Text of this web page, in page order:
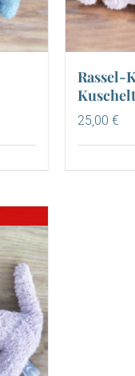
Rassel-
25,00 €